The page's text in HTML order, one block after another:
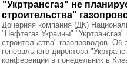
"Укртрансгаз" не
строительства"
Дочерняя компания (ДК)
"Нефтегаз Украины"
строительства" газопроводов.
генерального директора
конференции в понедельник в